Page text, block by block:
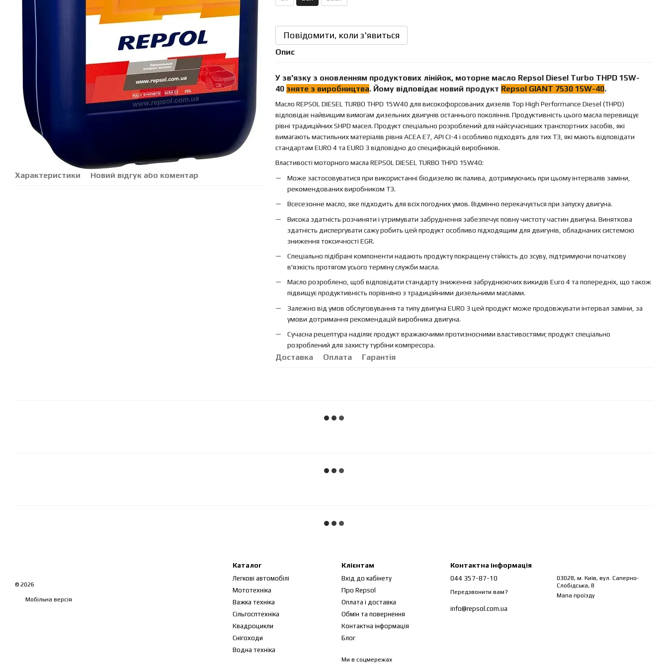
Характеристики Новий відгук або коментар
Повідомити, коли з'явиться
Опис
У зв'язку з оновленням продуктових лінійок, моторне масло Repsol Diesel Turbo THPD 15W-
40 зняте з виробництва. Йому відповідає новий продукт Repsol GIANT 7530 15W-40.
Масло REPSOL DIESEL TURBO THPD 15W40 для високофорсованих дизелів Top High Performance Diesel (THPD)
відповідає найвищим вимогам дизельних двигунів останнього покоління. Продуктивність цього масла перевищує
рівні традиційних SHPD масел. Продукт спеціально розроблений для найсучасніших транспортних засобів, які
вимагають мастильних матеріалів рівня ACEA E7, API CI-4 і особливо підходять для тих ТЗ, які мають відповідати
стандартам EURO 4 та EURO 3 відповідно до специфікацій виробників.
Властивості моторного масла REPSOL DIESEL TURBO THPD 15W40:
Може застосовуватися при використанні біодизелю як палива, дотримуючись при цьому інтервалів заміни,
рекомендованих виробником ТЗ.
Всесезонне масло, яке підходить для всіх погодних умов. Відмінно перекачується при запуску двигуна.
Висока здатність розчиняти і утримувати забруднення забезпечує повну чистоту частин двигуна. Виняткова
здатність диспергувати сажу робить цей продукт особливо підходящим для двигунів, обладнаних системою
зниження токсичності EGR.
Спеціально підібрані компоненти надають продукту покращену стійкість до зсуву, підтримуючи початкову
в'язкість протягом усього терміну служби масла.
Масло розроблено, щоб відповідати стандарту зниження забруднюючих викидів Euro 4 та попередніх, що також
підвищує продуктивність порівняно з традиційними дизельними маслами.
Залежно від умов обслуговування та типу двигуна EURO 3 цей продукт може продовжувати інтервал заміни, за
умови дотримання рекомендацій виробника двигуна.
Сучасна рецептура наділяє продукт вражаючими протизносними властивостями; продукт спеціально
розроблений для захисту турбіни компресора.
Доставка Оплата Гарантія
© 2026
Мобільна версія
Каталог
Легкові автомобілі
Мототехніка
Важка техніка
Сільгосптехніка
Квадроцикли
Снігоходи
Водна техніка
Клієнтам
Вхід до кабінету
Про Repsol
Оплата і доставка
Обмін та повернення
Контактна інформація
Блог
Ми в соцмережах
Контактна інформація
044 357-87-10
Передзвонити вам?
info@repsol.com.ua
03028, м. Київ, вул. Саперно-
Слобідська, 8
Мапа проїзду